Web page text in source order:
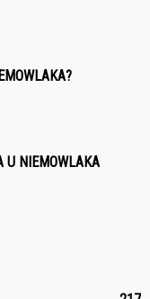
U NIEMOWLAKA